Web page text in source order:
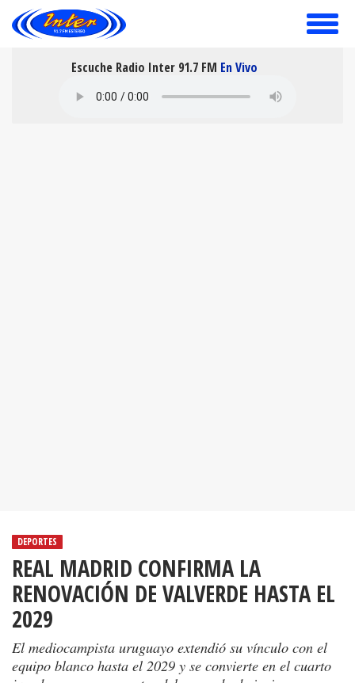
toggle
Escuche Radio Inter 91.7 FM En Vivo
DEPORTES
REAL MADRID CONFIRMA LA
RENOVACIÓN DE VALVERDE HASTA EL
2029
El mediocampista uruguayo extendió su vínculo con el
equipo blanco hasta el 2029 y se convierte en el cuarto